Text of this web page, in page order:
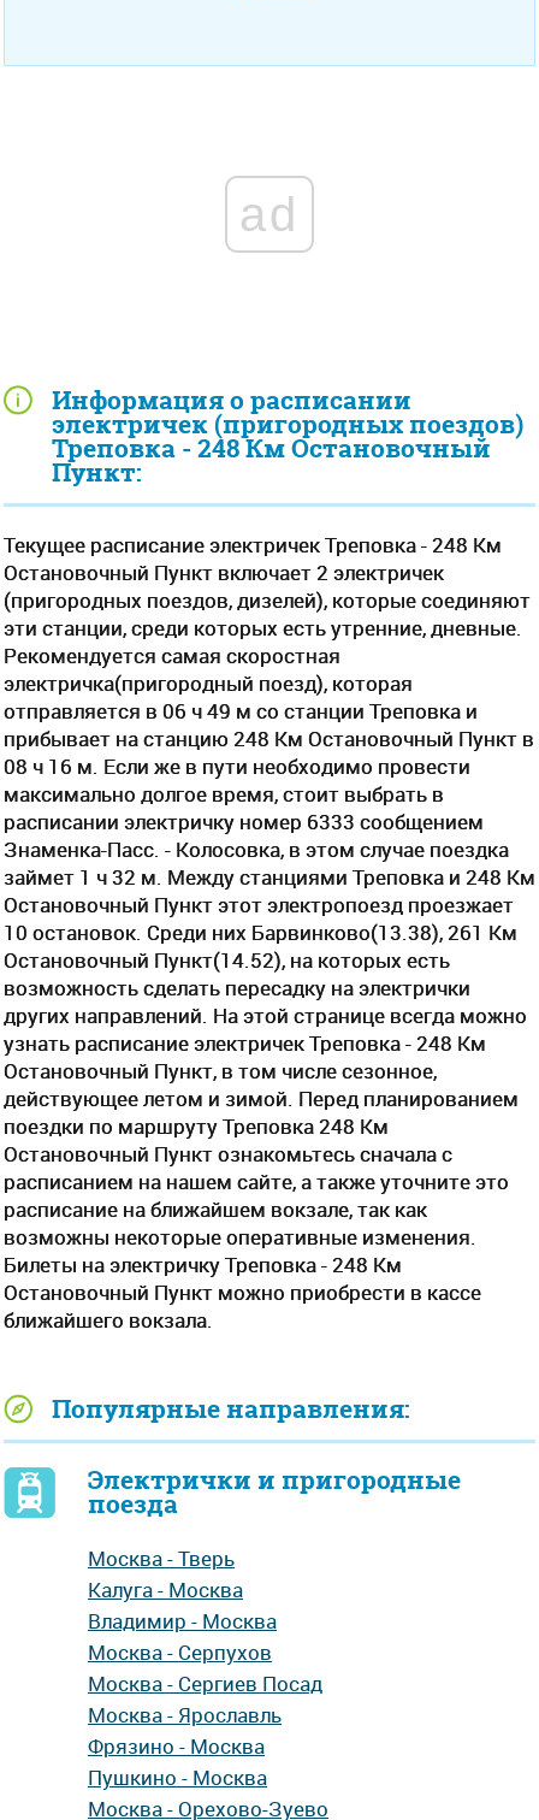
Информация о расписании
электричек (пригородных поездов)
Треповка - 248 Км Остановочный
Пункт:
Текущее расписание электричек Треповка - 248 Км
Остановочный Пункт включает 2 электричек
(пригородных поездов, дизелей), которые соединяют
эти станции, среди которых есть утренние, дневные.
Рекомендуется самая скоростная
электричка(пригородный поезд), которая
отправляется в 06 ч 49 м со станции Треповка и
прибывает на станцию 248 Км Остановочный Пункт в
08 ч 16 м. Если же в пути необходимо провести
максимально долгое время, стоит выбрать в
расписании электричку номер 6333 сообщением
Знаменка-Пасс. - Колосовка, в этом случае поездка
займет 1 ч 32 м. Между станциями Треповка и 248 Км
Остановочный Пункт этот электропоезд проезжает
10 остановок. Среди них Барвинково(13.38), 261 Км
Остановочный Пункт(14.52), на которых есть
возможность сделать пересадку на электрички
других направлений. На этой странице всегда можно
узнать расписание электричек Треповка - 248 Км
Остановочный Пункт, в том числе сезонное,
действующее летом и зимой. Перед планированием
поездки по маршруту Треповка 248 Км
Остановочный Пункт ознакомьтесь сначала с
расписанием на нашем сайте, а также уточните это
расписание на ближайшем вокзале, так как
возможны некоторые оперативные изменения.
Билеты на электричку Треповка - 248 Км
Остановочный Пункт можно приобрести в кассе
ближайшего вокзала.
Популярные направления:
Электрички и пригородные
поезда
Москва - Тверь
Калуга - Москва
Владимир - Москва
Москва - Серпухов
Москва - Сергиев Посад
Москва - Ярославль
Фрязино - Москва
Пушкино - Москва
Москва - Орехово-Зуево
ad